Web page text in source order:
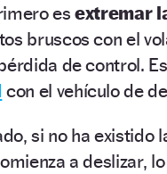
esextremar
bruscos con el
de control.
con el vehículo de
si no ha existido
a deslizar,